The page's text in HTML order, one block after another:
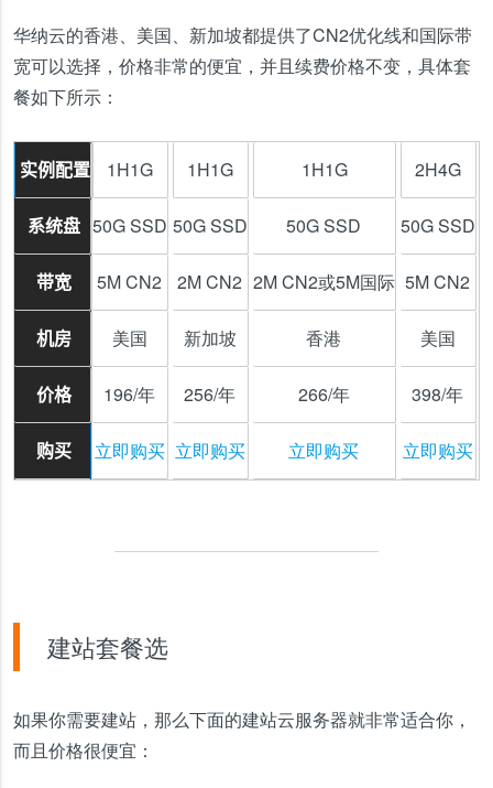
华纳云的香港、美国、新加坡都提供了CN2优化线和国际带
宽可以选择，价格非常的便宜，并且续费价格不变，具体套
餐如下所示：
实例配置
系统盘
带宽
机房
价格
购买
1H1G
50G SSD
5M CN2
美国
196/年
立即购买
1H1G
50G SSD
2M CN2
新加坡
256/年
立即购买
1H1G
50G SSD
2M CN2或5M国际
香港
266/年
立即购买
2H4G
50G SSD
5M CN2
美国
398/年
立即购买
建站套餐选
如果你需要建站，那么下面的建站云服务器就非常适合你，
而且价格很便宜：